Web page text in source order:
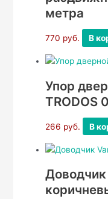
метра
770 руб. В
Упор
TRODOS
266 руб. В
Доводчик